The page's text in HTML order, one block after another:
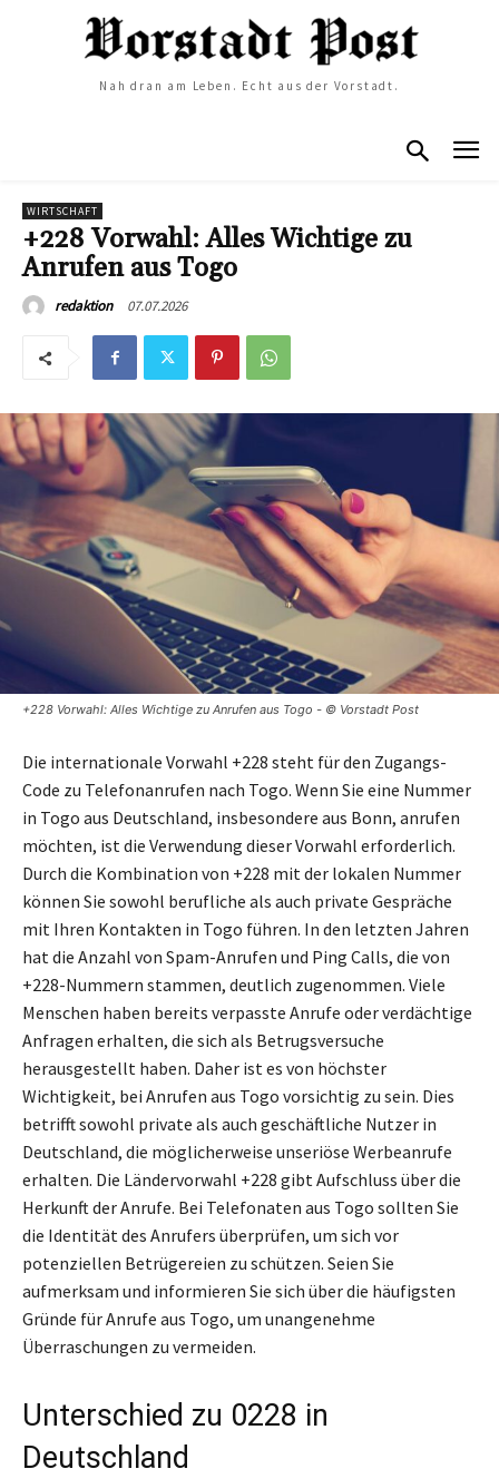
Nah dran am Leben. Echt aus der Vorstadt.
WIRTSCHAFT
+228 Vorwahl: Alles Wichtige zu
Anrufen aus Togo
redaktion 07.07.2026
+228 Vorwahl: Alles Wichtige zu Anrufen aus Togo - © Vorstadt Post
Die internationale Vorwahl +228 steht für den Zugangs-
Code zu Telefonanrufen nach Togo. Wenn Sie eine Nummer
in Togo aus Deutschland, insbesondere aus Bonn, anrufen
möchten, ist die Verwendung dieser Vorwahl erforderlich.
Durch die Kombination von +228 mit der lokalen Nummer
können Sie sowohl berufliche als auch private Gespräche
mit Ihren Kontakten in Togo führen. In den letzten Jahren
hat die Anzahl von Spam-Anrufen und Ping Calls, die von
+228-Nummern stammen, deutlich zugenommen. Viele
Menschen haben bereits verpasste Anrufe oder verdächtige
Anfragen erhalten, die sich als Betrugsversuche
herausgestellt haben. Daher ist es von höchster
Wichtigkeit, bei Anrufen aus Togo vorsichtig zu sein. Dies
betrifft sowohl private als auch geschäftliche Nutzer in
Deutschland, die möglicherweise unseriöse Werbeanrufe
erhalten. Die Ländervorwahl +228 gibt Aufschluss über die
Herkunft der Anrufe. Bei Telefonaten aus Togo sollten Sie
die Identität des Anrufers überprüfen, um sich vor
potenziellen Betrügereien zu schützen. Seien Sie
aufmerksam und informieren Sie sich über die häufigsten
Gründe für Anrufe aus Togo, um unangenehme
Überraschungen zu vermeiden.
Unterschied zu 0228 in
Deutschland